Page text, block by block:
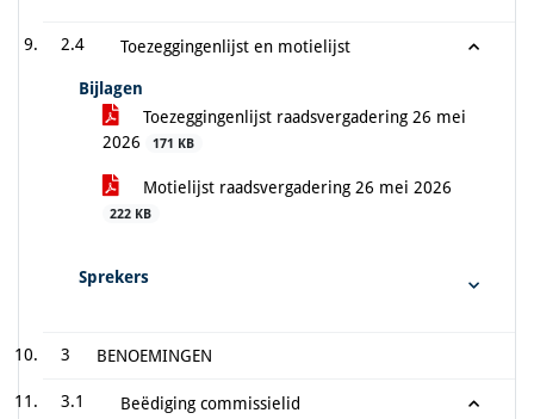
2.4 Toezeggingenlijst en motielijst
Bijlagen
Toezeggingenlijst raadsvergadering 26 mei
2026
171 KB
Motielijst raadsvergadering 26 mei 2026
222 KB
Sprekers
3 BENOEMINGEN
3.1 Beëdiging commissielid